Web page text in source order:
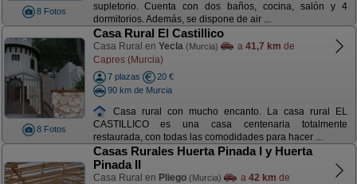
8 Fotos
supletorio. Cuenta con dos baños, cocina, salón y 4
dormitorios. Además, se dispone de air ...
8 Fotos
Casa Rural El Castillico
Casa Rural en Yecla (Murcia) a 41,7 km de
Capres (Murcia)
7 plazas
20 €
90 km de Murcia
Casa rural con mucho encanto. La casa rural EL
CASTILLICO es una casa centenaria totalmente
restaurada, con todas las comodidades para hacer ...
Casas Rurales Huerta Pinada I y Huerta
Pinada II
Casa Rural en Pliego (Murcia) a 42 km de